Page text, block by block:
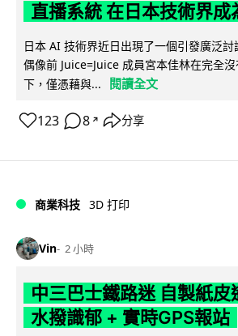
直播系統 在日本技術界成
日本 AI 技術界近日出現了一個引發廣泛
偶像前 Juice=Juice 成員宮本佳林在完全
下，僅憑藉與...
閱讀全文
123 8 ↗ 分享
商業科技 3D 打印
Vin 2 小時
中三巴士鐵路迷 自製紙皮
水撥識郁 + 實時GPS報站